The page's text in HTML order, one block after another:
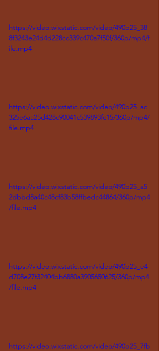
https://video.wixstatic.com/video/490b25_38
8f3243e24d4d228cc339c470a7f50f/360p/mp4/f
ile.mp4
https://video.wixstatic.com/video/490b25_ac
325e6aa25d428c90041c539893fc15/360p/mp4/
file.mp4
https://video.wixstatic.com/video/490b25_a5
2dbbd8a40c48cf83b58ffbedc44864/360p/mp4
/file.mp4
https://video.wixstatic.com/video/490b25_e4
d708e27f32404bb6880a3905650625/360p/mp4
/file.mp4
https://video.wixstatic.com/video/490b25_7fb